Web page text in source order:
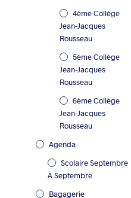
4ème Collège
Jean-Jacques
Rousseau
5ème Collège
Jean-Jacques
Rousseau
6ème Collège
Jean-Jacques
Rousseau
Agenda
Scolaire Septembre
À Septembre
Bagagerie